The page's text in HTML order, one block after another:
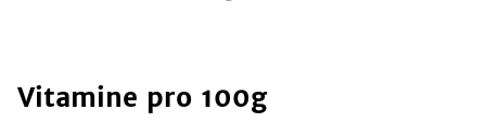
Vitamine pro 100g